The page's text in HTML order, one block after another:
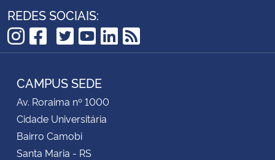
REDES SOCIAIS:
Instagram
Facebook
TikTok
Twitter
YouTube
LinkedIn
RSS
CAMPUS SEDE
Av. Roraima nº 1000
Cidade Universitária
Bairro Camobi
Santa Maria - RS